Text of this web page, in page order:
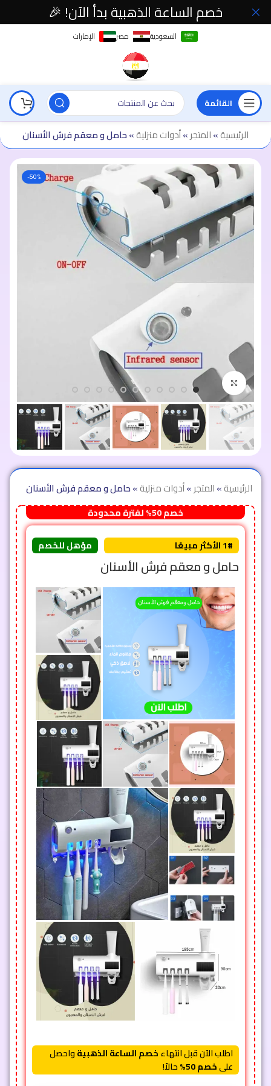
السعودية مصر الإمارات
القائمة
الرئيسية»المتجر»أدوات منزلية»حامل و معقم فرش الأسنان
-50%
اضغط للتكبير
الرئيسية»المتجر»أدوات منزلية»حامل و معقم فرش الأسنان
خصم 50% لفترة محدودة
1# الأكثر مبيعًا مؤهل للخصم
حامل و معقم فرش الأسنان
اطلب الآن قبل انتهاءخصم الساعة الذهبيةواحصل
علىخصم 50% حالاً!
خصم الساعة الذهبية بدأ الآن! 🎉